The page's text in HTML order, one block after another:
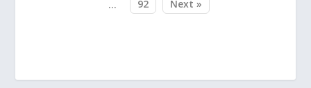
… 92 Next »